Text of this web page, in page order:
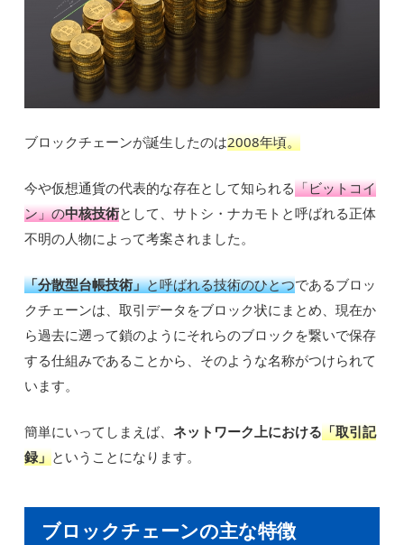
ブロックチェーンが誕生したのは2008年頃。
今や仮想通貨の代表的な存在として知られる「ビットコイ
ン」の中核技術として、サトシ・ナカモトと呼ばれる正体
不明の人物によって考案されました。
「分散型台帳技術」と呼ばれる技術のひとつであるブロッ
クチェーンは、取引データをブロック状にまとめ、現在か
ら過去に遡って鎖のようにそれらのブロックを繋いで保存
する仕組みであることから、そのような名称がつけられて
います。
簡単にいってしまえば、ネットワーク上における「取引記
録」ということになります。
ブロックチェーンの主な特徴